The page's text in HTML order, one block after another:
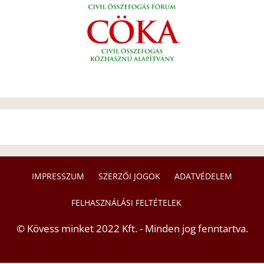
IMPRESSZUM SZERZŐI JOGOK ADATVÉDELEM
FELHASZNÁLÁSI FELTÉTELEK
© Kövess minket 2022 Kft. - Minden jog fenntartva.